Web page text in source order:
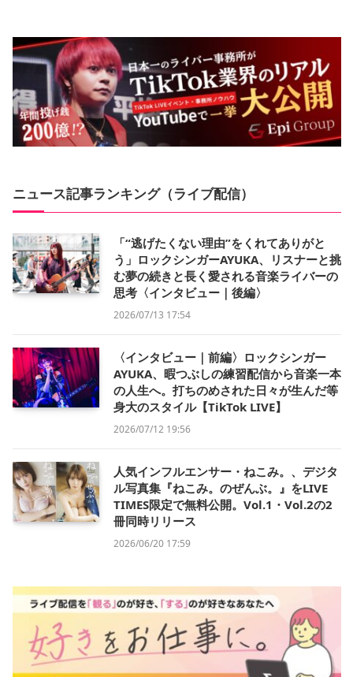
ニュース記事ランキング（ライブ配信）
「“逃げたくない理由”をくれてありがと
う」ロックシンガーAYUKA、リスナーと挑
む夢の続きと長く愛される音楽ライバーの
思考〈インタビュー｜後編〉
2026/07/13 17:54
〈インタビュー｜前編〉ロックシンガー
AYUKA、暇つぶしの練習配信から音楽一本
の人生へ。打ちのめされた日々が生んだ等
身大のスタイル【TikTok LIVE】
2026/07/12 19:56
人気インフルエンサー・ねこみ。、デジタ
ル写真集『ねこみ。のぜんぶ。』をLIVE
TIMES限定で無料公開。Vol.1・Vol.2の2
冊同時リリース
2026/06/20 17:59